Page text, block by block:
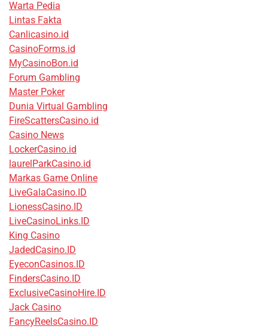
Warta Pedia
Lintas Fakta
Canlicasino.id
CasinoForms.id
MyCasinoBon.id
Forum Gambling
Master Poker
Dunia Virtual Gambling
FireScattersCasino.id
Casino News
LockerCasino.id
laurelParkCasino.id
Markas Game Online
LiveGalaCasino.ID
LionessCasino.ID
LiveCasinoLinks.ID
King Casino
JadedCasino.ID
EyeconCasinos.ID
FindersCasino.ID
ExclusiveCasinoHire.ID
Jack Casino
FancyReelsCasino.ID